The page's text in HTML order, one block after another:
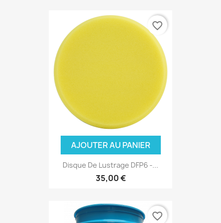
AJOUTER AU PANIER
Disque De Lustrage DFP6 -...
35,00 €
favorite_border
favorite_border